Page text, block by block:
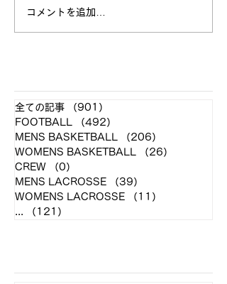
全日本大学選手権 寄付の
コメントを追加…
全ての記事 （901）
FOOTBALL
（492）
MENS BASKETBALL
（206）
WOMENS BASKETBALL
（26）
CREW
（0）
MENS LACROSSE
（39）
WOMENS LACROSSE
（11）
...
（121）